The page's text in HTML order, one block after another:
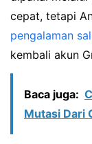
cepat, tetapi
pengalaman
kembali akun
Baca juga:
Mutasi Dari